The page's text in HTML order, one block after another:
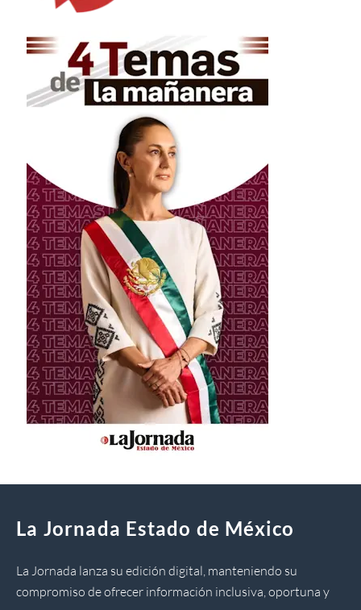
La Jornada Estado de México
La Jornada lanza su edición digital, manteniendo su
compromiso de ofrecer información inclusiva, oportuna y